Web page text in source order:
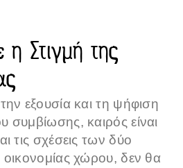
η Στιγμή της
εξουσία και τη ψήφιση
καιρός είναι
τις σχέσεις των δύο
χώρου, δεν θα